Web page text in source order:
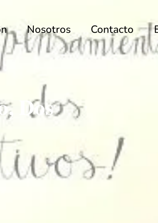
Nosotros Contacto
Dos